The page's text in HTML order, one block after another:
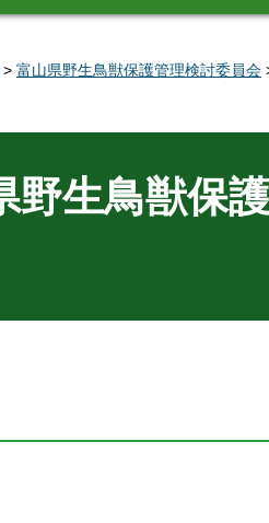
> 富山県野生鳥獣保護管理検討委員会
野生鳥獣保